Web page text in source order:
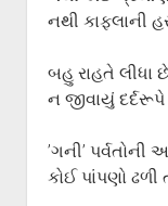
નથી કાફલાની
બહુ રાહતે લીધા
ન જીવાયું
’ગની’
કોઈ પાંપણો